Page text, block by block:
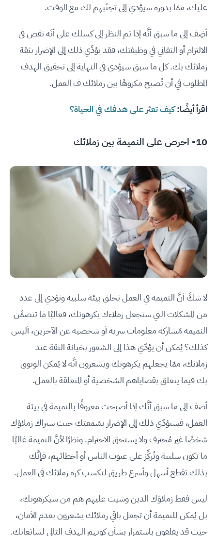
عليك، ممّا بدوره سيؤدي إلى تجنّبهم لك مع الوقت.
أضِف إلى ما سبق أنَّه إذا تم النظر إلى كسلك على أنَه نقص في
الالتزام أو التفاني في وظيفتك، فقد يؤدِّي ذلك إلى الإضرار بثقة
زملائك بك. كل ما سبق سيؤدي في النهاية إلى تحقيق الهدف
المطلوب في أن تُصبح مكروهًا بين زملائك ف العمل.
اقرأ أيضًا:كيف تعثر على هدفك في الحياة؟
10- احرص على النميمة بين زملائك
لا شكَّ أنَّ النميمة في العمل تخلق بيئة سلبية وتؤدي إلى عدد
من المشكلات التي ستجعل زملاءك يكرهونك، فغالبًا ما تتضمَّن
النميمة مُشاركة معلومات سرية أو شخصية عن الآخرين، أليس
كذلك؟ يُمكن أن يؤدّي هذا إلى الشعور بخيانة الثقة عند
زملائك، ممّا يجعلهم يكرهونك ويشعرون أنَّه لا يُمكن الوثوق
بك فيما يتعلق بقضاياهم الشخصية أو المتعلقة بالعمل.
أضف إلى ما سبق أنَّك إذا أصبحت معروفًا بالنميمة في بيئة
العمل، فسيؤدّي ذلك إلى الإضرار بسُمعتك حيث سيراك زملاؤك
شخصًا غير مُحترف ولا يستحق الاحترام. ونظرًا لأنَّ النميمة غالبًا
ما تكون سلبية وتُركِّز على عيوب الناس أو أخطائهم، فإنَّك
بذلك تقطع أسهل وأسرع طريق لتكسب كره زملائك في العمل.
ليس فقط زملاؤك الذين وشيت عليهم هم من سيكرهونك،
بل يُمكن للنميمة أن تجعل باقي زملائك يشعرون بعدم الأمان،
حيث قد يقلقون باستمرار بشأن كونهم الهدف التالي لشائعاتك.